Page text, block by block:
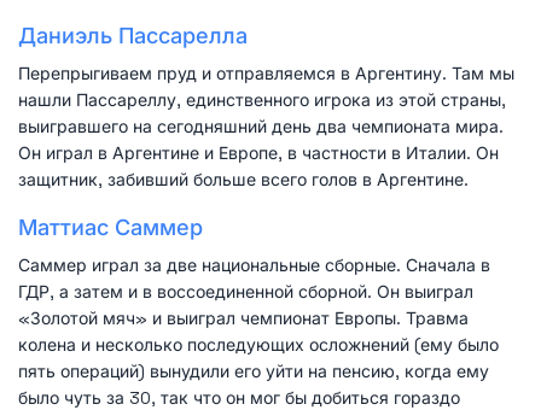
Даниэль Пассарелла
Перепрыгиваем пруд и отправляемся в Аргентину. Там мы
нашли Пассареллу, единственного игрока из этой страны,
выигравшего на сегодняшний день два чемпионата мира.
Он играл в Аргентине и Европе, в частности в Италии. Он
защитник, забивший больше всего голов в Аргентине.
Маттиас Саммер
Саммер играл за две национальные сборные. Сначала в
ГДР, а затем и в воссоединенной сборной. Он выиграл
«Золотой мяч» и выиграл чемпионат Европы. Травма
колена и несколько последующих осложнений (ему было
пять операций) вынудили его уйти на пенсию, когда ему
было чуть за 30, так что он мог бы добиться гораздо